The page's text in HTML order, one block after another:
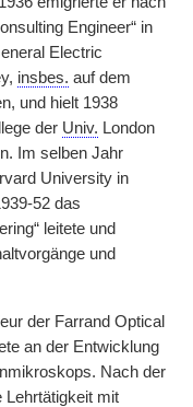
Engineer“ in
Electric
insbes. auf dem
und hielt 1938
der Univ. London
Im selben Jahr
University in
52 das
leitete und
und
der Farrand Optical
an der Entwicklung
Nach der
Lehrtätigkeit mit